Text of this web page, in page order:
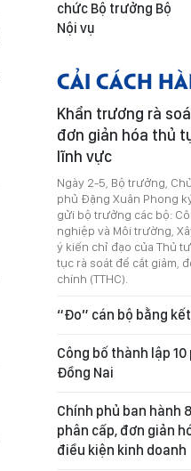
chức Bộ trưởng Bộ
Nội vụ
CẢI CÁCH
Khẩn trương rà
đơn giản hóa thủ
lĩnh vực
Ngày 2-5, Bộ trưởng,
phủ Đặng Xuân Phong
gửi bộ trưởng các bộ:
nghiệp và Môi trường,
ý kiến chỉ đạo của Thủ
tục rà soát để cắt giảm,
chính (TTHC).
“Đo” cán bộ bằng
Công bố thành lập
Đồng Nai
Chính phủ ban hành
phân cấp, đơn giản
điều kiện kinh doanh